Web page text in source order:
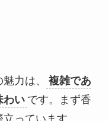
力は、
複雑であ
わい です。まず香